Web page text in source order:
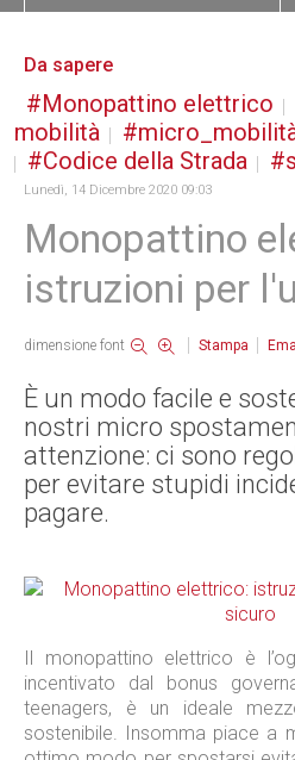
Da sapere
Monopattino elettrico
mobilità
Codice della Strada
Lunedì, 14 Dicembre 2020 09:03
Monopattino
istruzioni per
dimensione font Stampa
È un modo facile e
nostri micro
attenzione: ci sono
per evitare stupidi
pagare.
Il monopattino elettrico è
incentivato dal bonus
teenagers, è un ideale
sostenibile. Insomma piace a